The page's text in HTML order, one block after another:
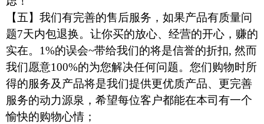
【五】 我们有完善的售后服务，如果产品有质量问
题7天内包退换。让你买的放心、经营的开心，赚的
实在。1%的误会~带给我们的将是信誉的折扣, 然而
我们愿意100%的为您解决任何问题。您们购物时所
得的服务及产品将是我们提供更优质产品、更完善
服务的动力源泉，希望每位客户都能在本司有一个
愉快的购物心情；